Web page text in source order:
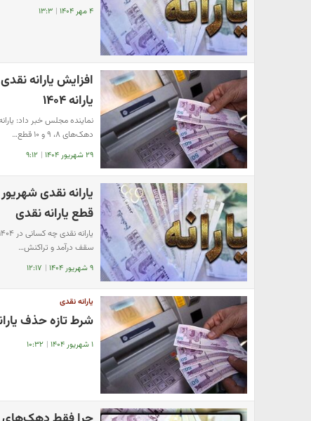
۴ مهر ۱۴۰۴ | ۱۳:۳
یارانه ۱۴۰۴
نماینده مجلس خبر داد:
دهک‌های ۸، ۹ و ۱۰ قطع…
۲۹ شهریور ۱۴۰۴ | ۹:۱۲
قطع یارانه نقدی
سقف درآمد و تراکنش…
۹ شهریور ۱۴۰۴ | ۱۲:۱۷
یارانه نقدی
شرط تازه حذف
۱ شهریور ۱۴۰۴ | ۱۰:۳۲